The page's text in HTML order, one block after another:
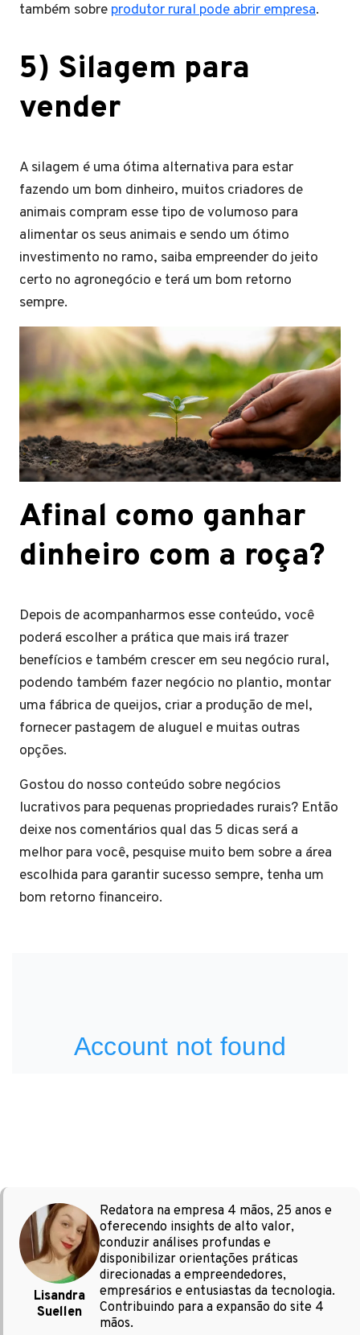
também sobre produtor rural pode abrir empresa.
5) Silagem para
vender
A silagem é uma ótima alternativa para estar
fazendo um bom dinheiro, muitos criadores de
animais compram esse tipo de volumoso para
alimentar os seus animais e sendo um ótimo
investimento no ramo, saiba empreender do jeito
certo no agronegócio e terá um bom retorno
sempre.
Afinal como ganhar
dinheiro com a roça?
Depois de acompanharmos esse conteúdo, você
poderá escolher a prática que mais irá trazer
benefícios e também crescer em seu negócio rural,
podendo também fazer negócio no plantio, montar
uma fábrica de queijos, criar a produção de mel,
fornecer pastagem de aluguel e muitas outras
opções.
Gostou do nosso conteúdo sobre negócios
lucrativos para pequenas propriedades rurais? Então
deixe nos comentários qual das 5 dicas será a
melhor para você, pesquise muito bem sobre a área
escolhida para garantir sucesso sempre, tenha um
bom retorno financeiro.
Lisandra
Suellen
Redatora na empresa 4 mãos, 25 anos e
oferecendo insights de alto valor,
conduzir análises profundas e
disponibilizar orientações práticas
direcionadas a empreendedores,
empresários e entusiastas da tecnologia.
Contribuindo para a expansão do site 4
mãos.